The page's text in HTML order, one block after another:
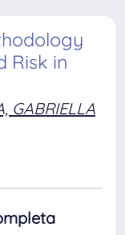
Risk in
GABRIELLA